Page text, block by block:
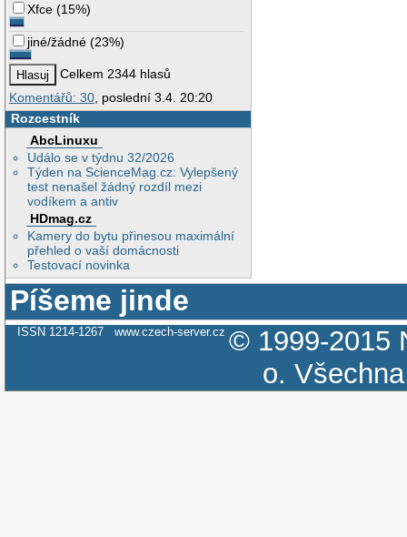
Xfce (15%)
jiné/žádné (23%)
Celkem 2344 hlasů
Komentářů: 30 , poslední 3.4. 20:20
Rozcestník
AbcLinuxu
Událo se v týdnu 32/2026
Týden na ScienceMag.cz: Vylepšený
test nenašel žádný rozdíl mezi
vodíkem a antiv
HDmag.cz
Kamery do bytu přinesou maximální
přehled o vaší domácnosti
Testovací novinka
Píšeme jinde
ISSN 1214-1267 www.czech-server.cz © 1999-2015
o.